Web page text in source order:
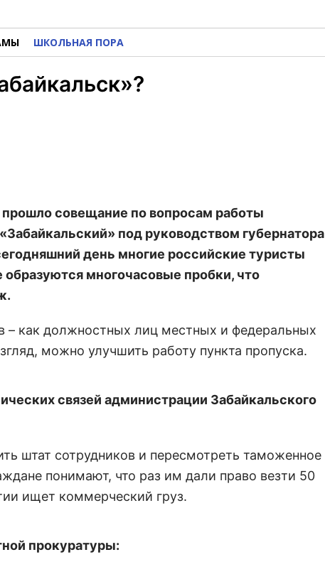
ШКОЛЬНАЯ ПОРА
прошло совещание по вопросам работы
под руководством губернатора
день многие российские туристы
многочасовые пробки, что
– как должностных лиц местных и федеральных
можно улучшить работу пункта пропуска.
связей администрации Забайкальского
штат сотрудников и пересмотреть таможенное
понимают, что раз им дали право везти 50
ищет коммерческий груз.
прокуратуры: